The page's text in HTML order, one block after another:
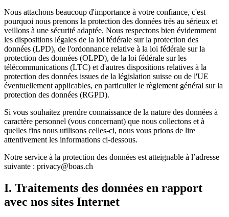
Nous attachons beaucoup d'importance à votre confiance, c'est
pourquoi nous prenons la protection des données très au sérieux et
veillons à une sécurité adaptée. Nous respectons bien évidemment
les dispositions légales de la loi fédérale sur la protection des
données (LPD), de l'ordonnance relative à la loi fédérale sur la
protection des données (OLPD), de la loi fédérale sur les
télécommunications (LTC) et d'autres dispositions relatives à la
protection des données issues de la législation suisse ou de l'UE
éventuellement applicables, en particulier le règlement général sur la
protection des données (RGPD).
Si vous souhaitez prendre connaissance de la nature des données à
caractère personnel (vous concernant) que nous collectons et à
quelles fins nous utilisons celles-ci, nous vous prions de lire
attentivement les informations ci-dessous.
Notre service à la protection des données est atteignable à l’adresse
suivante : privacy@boas.ch
I. Traitements des données en rapport
avec nos sites Internet